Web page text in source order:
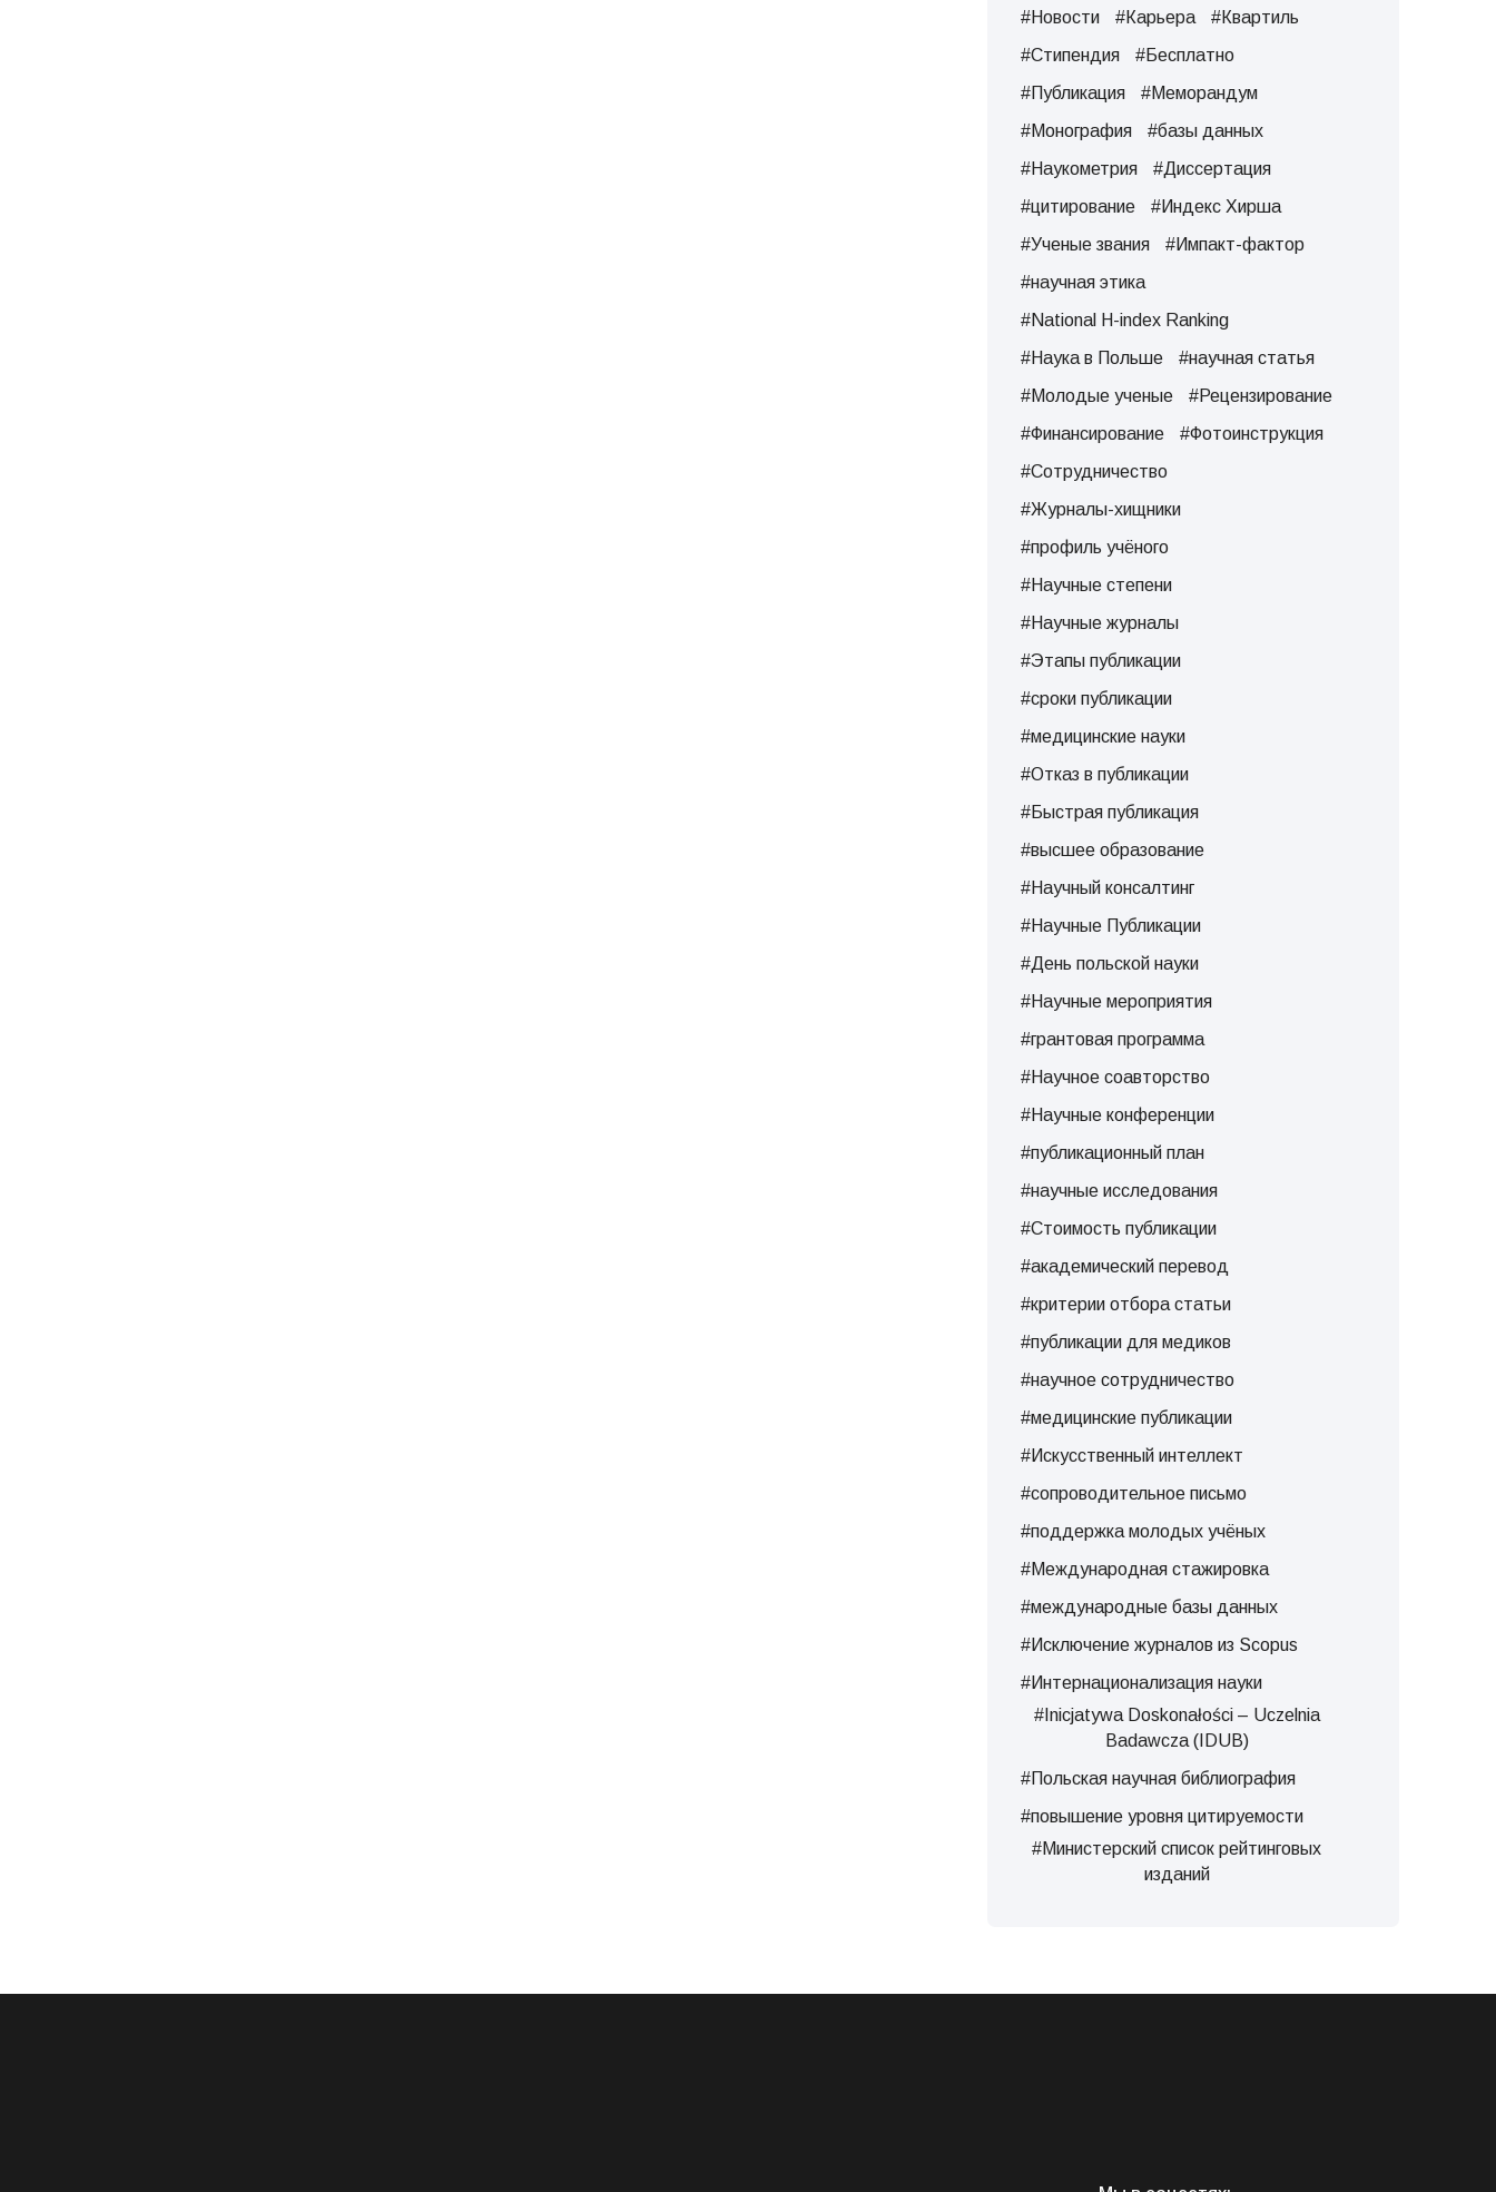
#Новости
#Карьера
#Квартиль
#Стипендия
#Бесплатно
#Публикация
#Меморандум
#Монография
#базы данных
#Наукометрия
#Диссертация
#цитирование
#Индекс Хирша
#Ученые звания
#Импакт-фактор
#научная этика
#National H-index Ranking
#Наука в Польше
#научная статья
#Молодые ученые
#Рецензирование
#Финансирование
#Фотоинструкция
#Сотрудничество
#Журналы-хищники
#профиль учёного
#Научные степени
#Научные журналы
#Этапы публикации
#сроки публикации
#медицинские науки
#Отказ в публикации
#Быстрая публикация
#высшее образование
#Научный консалтинг
#Научные Публикации
#День польской науки
#Научные мероприятия
#грантовая программа
#Научное соавторство
#Научные конференции
#публикационный план
#научные исследования
#Стоимость публикации
#академический перевод
#критерии отбора статьи
#публикации для медиков
#научное сотрудничество
#медицинские публикации
#Искусственный интеллект
#сопроводительное письмо
#поддержка молодых учёных
#Международная стажировка
#международные базы данных
#Исключение журналов из Scopus
#Интернационализация науки
#Inicjatywa Doskonałości – Uczelnia
Badawcza (IDUB)
#Польская научная библиография
#повышение уровня цитируемости
#Министерский список рейтинговых
изданий